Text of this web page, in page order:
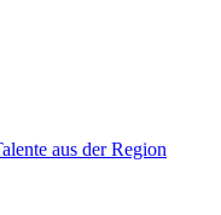
aus der Region